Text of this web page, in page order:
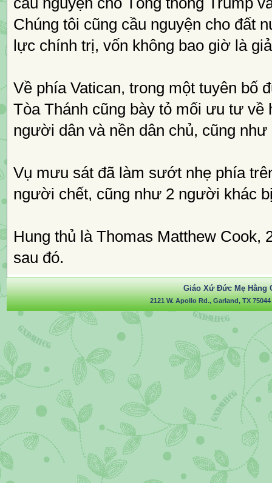
Chúng tôi cũng cầu nguyện cho đất
lực chính trị, vốn không bao giờ là
Về phía Vatican, trong một tuyên bố
Tòa Thánh cũng bày tỏ mối ưu tư
người dân và nền dân chủ, cũng
Vụ mưu sát đã làm sướt nhẹ phía
người chết, cũng như 2 người khác
Hung thủ là Thomas Matthew Cook,
sau đó.
Giáo Xứ Đức Mẹ Hằng
2121 W. Apollo Rd., Garland, TX 75044